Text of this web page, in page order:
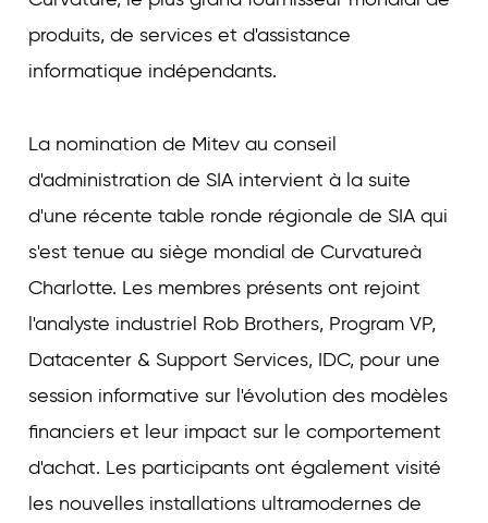
produits, de services et d'assistance
informatique indépendants.
La nomination de Mitev au conseil
d'administration de SIA intervient à la suite
d'une récente table ronde régionale de SIA qui
s'est tenue au siège mondial de Curvatureà
Charlotte. Les membres présents ont rejoint
l'analyste industriel Rob Brothers, Program VP,
Datacenter & Support Services, IDC, pour une
session informative sur l'évolution des modèles
financiers et leur impact sur le comportement
d'achat. Les participants ont également visité
les nouvelles installations ultramodernes de